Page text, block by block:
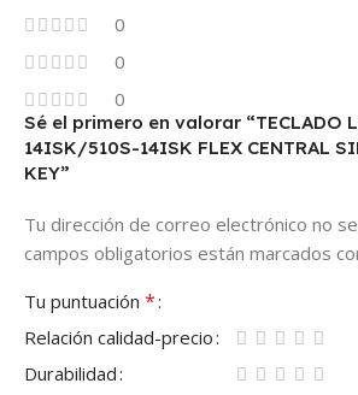
0
0
0
Sé el primero en valorar “TECLADO
14ISK/510S-14ISK FLEX CENTRAL
KEY”
Tu dirección de correo electrónico no
campos obligatorios están marcados
Tu puntuación *
Relación calidad-precio
Durabilidad